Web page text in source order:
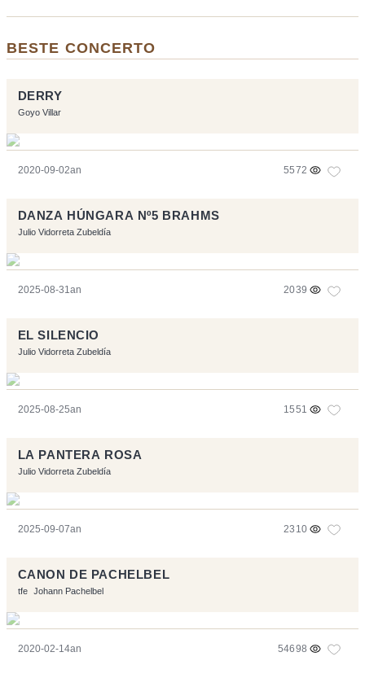
BESTE CONCERTO
DERRY
Goyo Villar
2020-09-02an 5572
DANZA HÚNGARA Nº5 BRAHMS
Julio Vidorreta Zubeldía
2025-08-31an 2039
EL SILENCIO
Julio Vidorreta Zubeldía
2025-08-25an 1551
LA PANTERA ROSA
Julio Vidorreta Zubeldía
2025-09-07an 2310
CANON DE PACHELBEL
tfe Johann Pachelbel
2020-02-14an 54698